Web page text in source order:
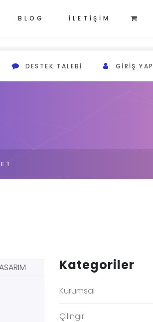
DESTEK TALEBI GIRIŞ
BLOG İLETİŞİM
Kategoriler
Kurumsal
Çilingir